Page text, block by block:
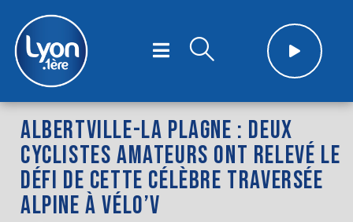
ALBERTVILLE-LA PLAGNE : DEUX
CYCLISTES AMATEURS ONT RELEVÉ LE
DÉFI DE CETTE CÉLÈBRE TRAVERSÉE
ALPINE À VÉLO’V